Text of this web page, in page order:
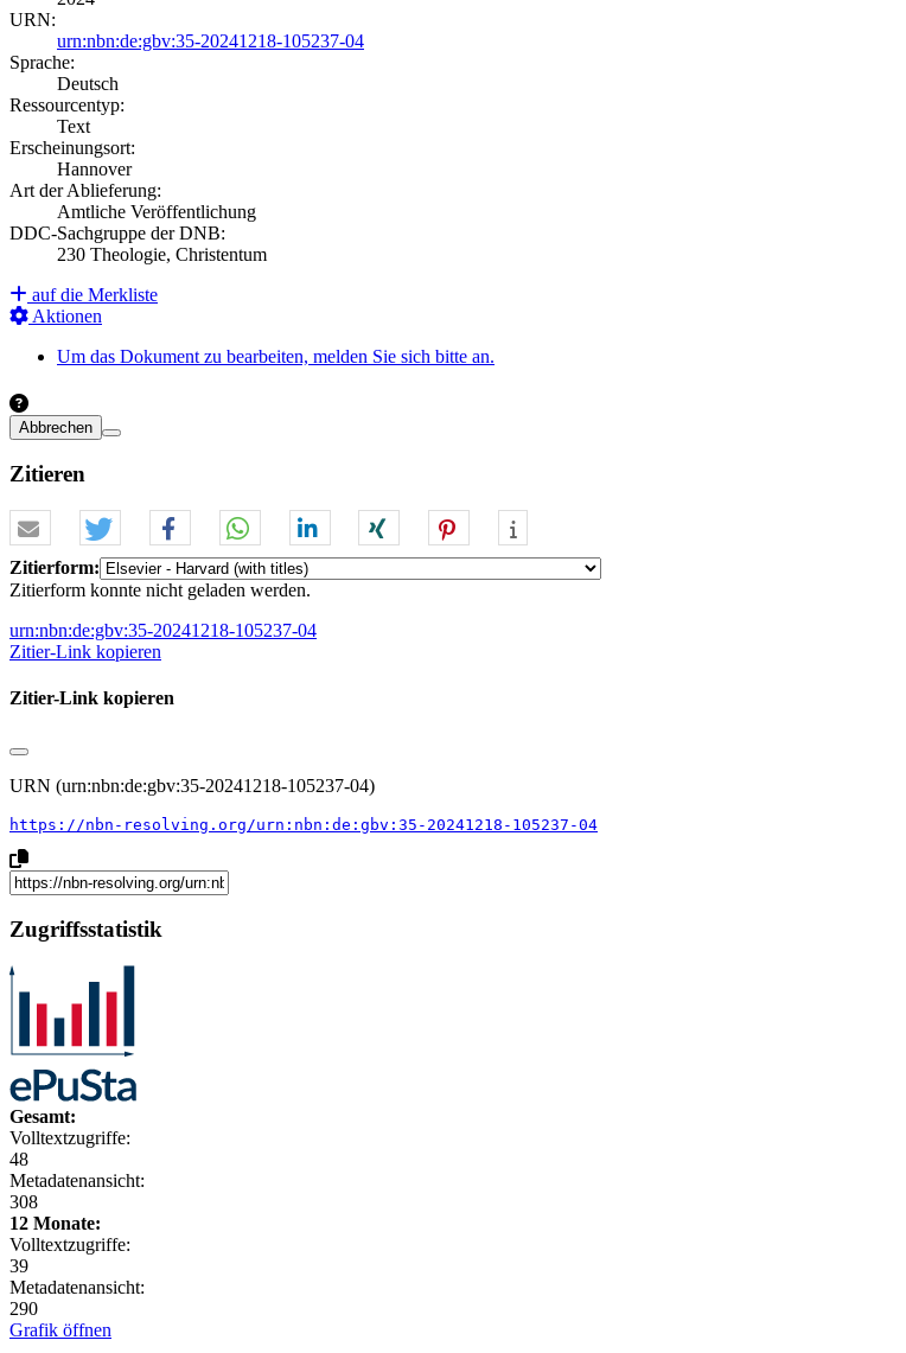
URN:
urn:nbn:de:gbv:35-20241218-105237-04
Sprache:
Deutsch
Ressourcentyp:
Text
Erscheinungsort:
Hannover
Art der Ablieferung:
Amtliche Veröffentlichung
DDC-Sachgruppe der DNB:
230 Theologie, Christentum
auf die Merkliste
Aktionen
Um das Dokument zu bearbeiten, melden Sie sich bitte an.
Abbrechen
Zitieren
Zitierform:
Zitierform konnte nicht geladen werden.
urn:nbn:de:gbv:35-20241218-105237-04
Zitier-Link kopieren
Zitier-Link kopieren
URN (urn:nbn:de:gbv:35-20241218-105237-04)
https://nbn-resolving.org/urn:nbn:de:gbv:35-20241218-105237-04
Zugriffsstatistik
Gesamt:
Volltextzugriffe:
48
Metadatenansicht:
308
12 Monate:
Volltextzugriffe:
39
Metadatenansicht:
290
Grafik öffnen